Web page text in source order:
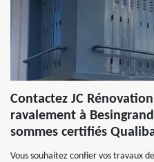
Contactez JC
ravalement à
sommes certifiés
Vous souhaitez confier vos travaux